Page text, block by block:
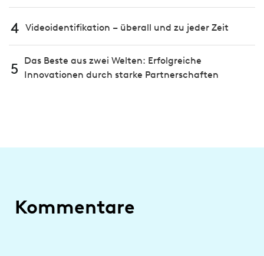
4 Videoidentifikation – überall und zu jeder Zeit
5
Das Beste aus zwei Welten: Erfolgreiche
Innovationen durch starke Partnerschaften
Kommentare